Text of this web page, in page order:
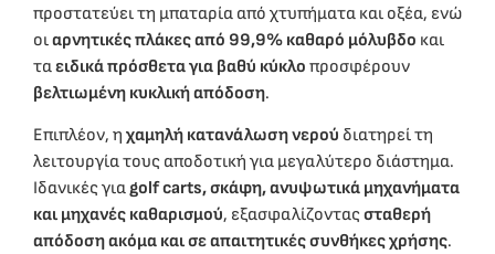
προστατεύει τη μπαταρία από χτυπήματα και οξέα, ενώ
οιαρνητικές πλάκες από 99,9% καθαρό μόλυβδο και
ταειδικά πρόσθετα για βαθύ κύκλο προσφέρουν
βελτιωμένη κυκλική απόδοση.
Επιπλέον, η χαμηλή κατανάλωση νερού διατηρεί τη
λειτουργία τους αποδοτική για μεγαλύτερο διάστημα.
Ιδανικές γιαgolf carts, σκάφη, ανυψωτικά μηχανήματα
και μηχανές καθαρισμού, εξασφαλίζοντας σταθερή
απόδοση ακόμα και σε απαιτητικές συνθήκες χρήσης.